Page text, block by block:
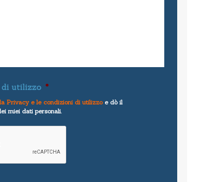
di utilizzo *
Privacy e le condizioni di utilizzoe dò il
miei dati personali.